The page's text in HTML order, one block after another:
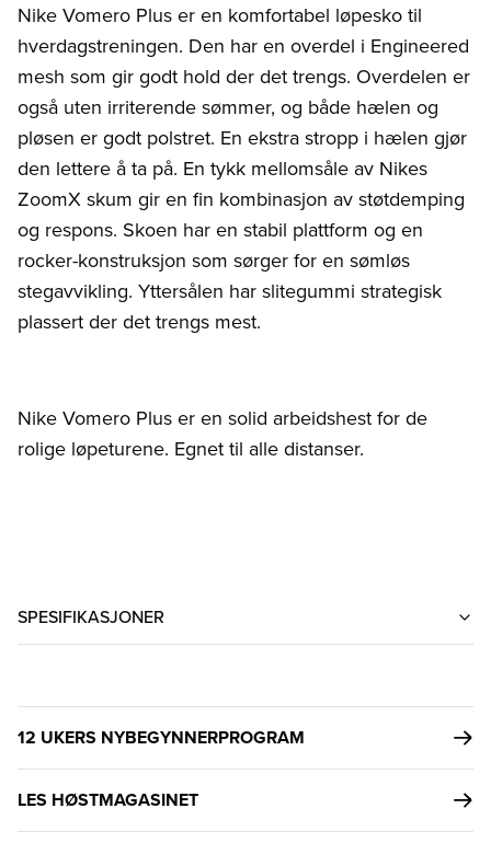
Nike Vomero Plus er en komfortabel løpesko til
hverdagstreningen. Den har en overdel i Engineered
mesh som gir godt hold der det trengs. Overdelen er
også uten irriterende sømmer, og både hælen og
pløsen er godt polstret. En ekstra stropp i hælen gjør
den lettere å ta på. En tykk mellomsåle av Nikes
ZoomX skum gir en fin kombinasjon av støtdemping
og respons. Skoen har en stabil plattform og en
rocker-konstruksjon som sørger for en sømløs
stegavvikling. Yttersålen har slitegummi strategisk
plassert der det trengs mest.
Nike Vomero Plus er en solid arbeidshest for de
rolige løpeturene. Egnet til alle distanser.
SPESIFIKASJONER
12 UKERS NYBEGYNNERPROGRAM
LES HØSTMAGASINET